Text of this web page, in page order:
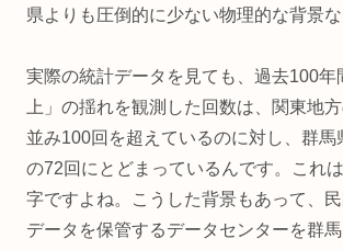
県よりも圧倒的に少ない物理的な背景な
実際の統計データを見ても、過去100年
上」の揺れを観測した回数は、関東地
並み100回を超えているのに対し、群馬
の72回にとどまっているんです。これ
字ですよね。こうした背景もあって、
データを保管するデータセンターを群